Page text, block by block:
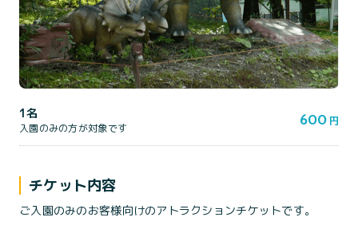
1名
入園のみの方が対象です 600 円
チケット内容
ご入園のみのお客様向けのアトラクションチケットです。